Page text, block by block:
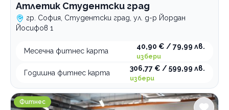
Атлетик Студентски град
гр. София, Студентски град, ул. д-р Йордан
Йосифов 1
Месечна фитнес карта
40,90 € / 79,99 лв.
избери
Годишна фитнес карта
306,77 € / 599,99 лв.
избери
Атлетик Уест мол
Фитнес
Бойни изкуства
Кондиционни тренировки
Тенис на маса
Шах
Бокс
Танци